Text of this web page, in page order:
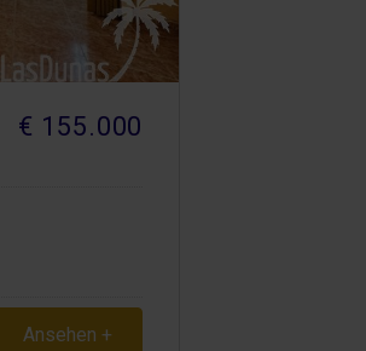
€ 155.000
Ansehen +